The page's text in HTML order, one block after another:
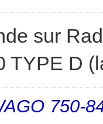
sur
TYPE D
750-